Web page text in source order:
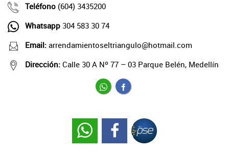
Teléfono (604) 3435200
Whatsapp 304 583 30 74
Email: arrendamientoseltriangulo@hotmail.com
Dirección: Calle 30 A Nº 77 – 03 Parque Belén, Medellín